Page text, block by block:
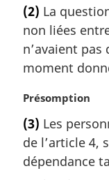
a
e
:
t
e
m
a
g
n
a
e
(2) La
non liées
n’avaient pas
moment
N
t
e
m
Présomption
(3) Les
de l’article 4,
dépendance